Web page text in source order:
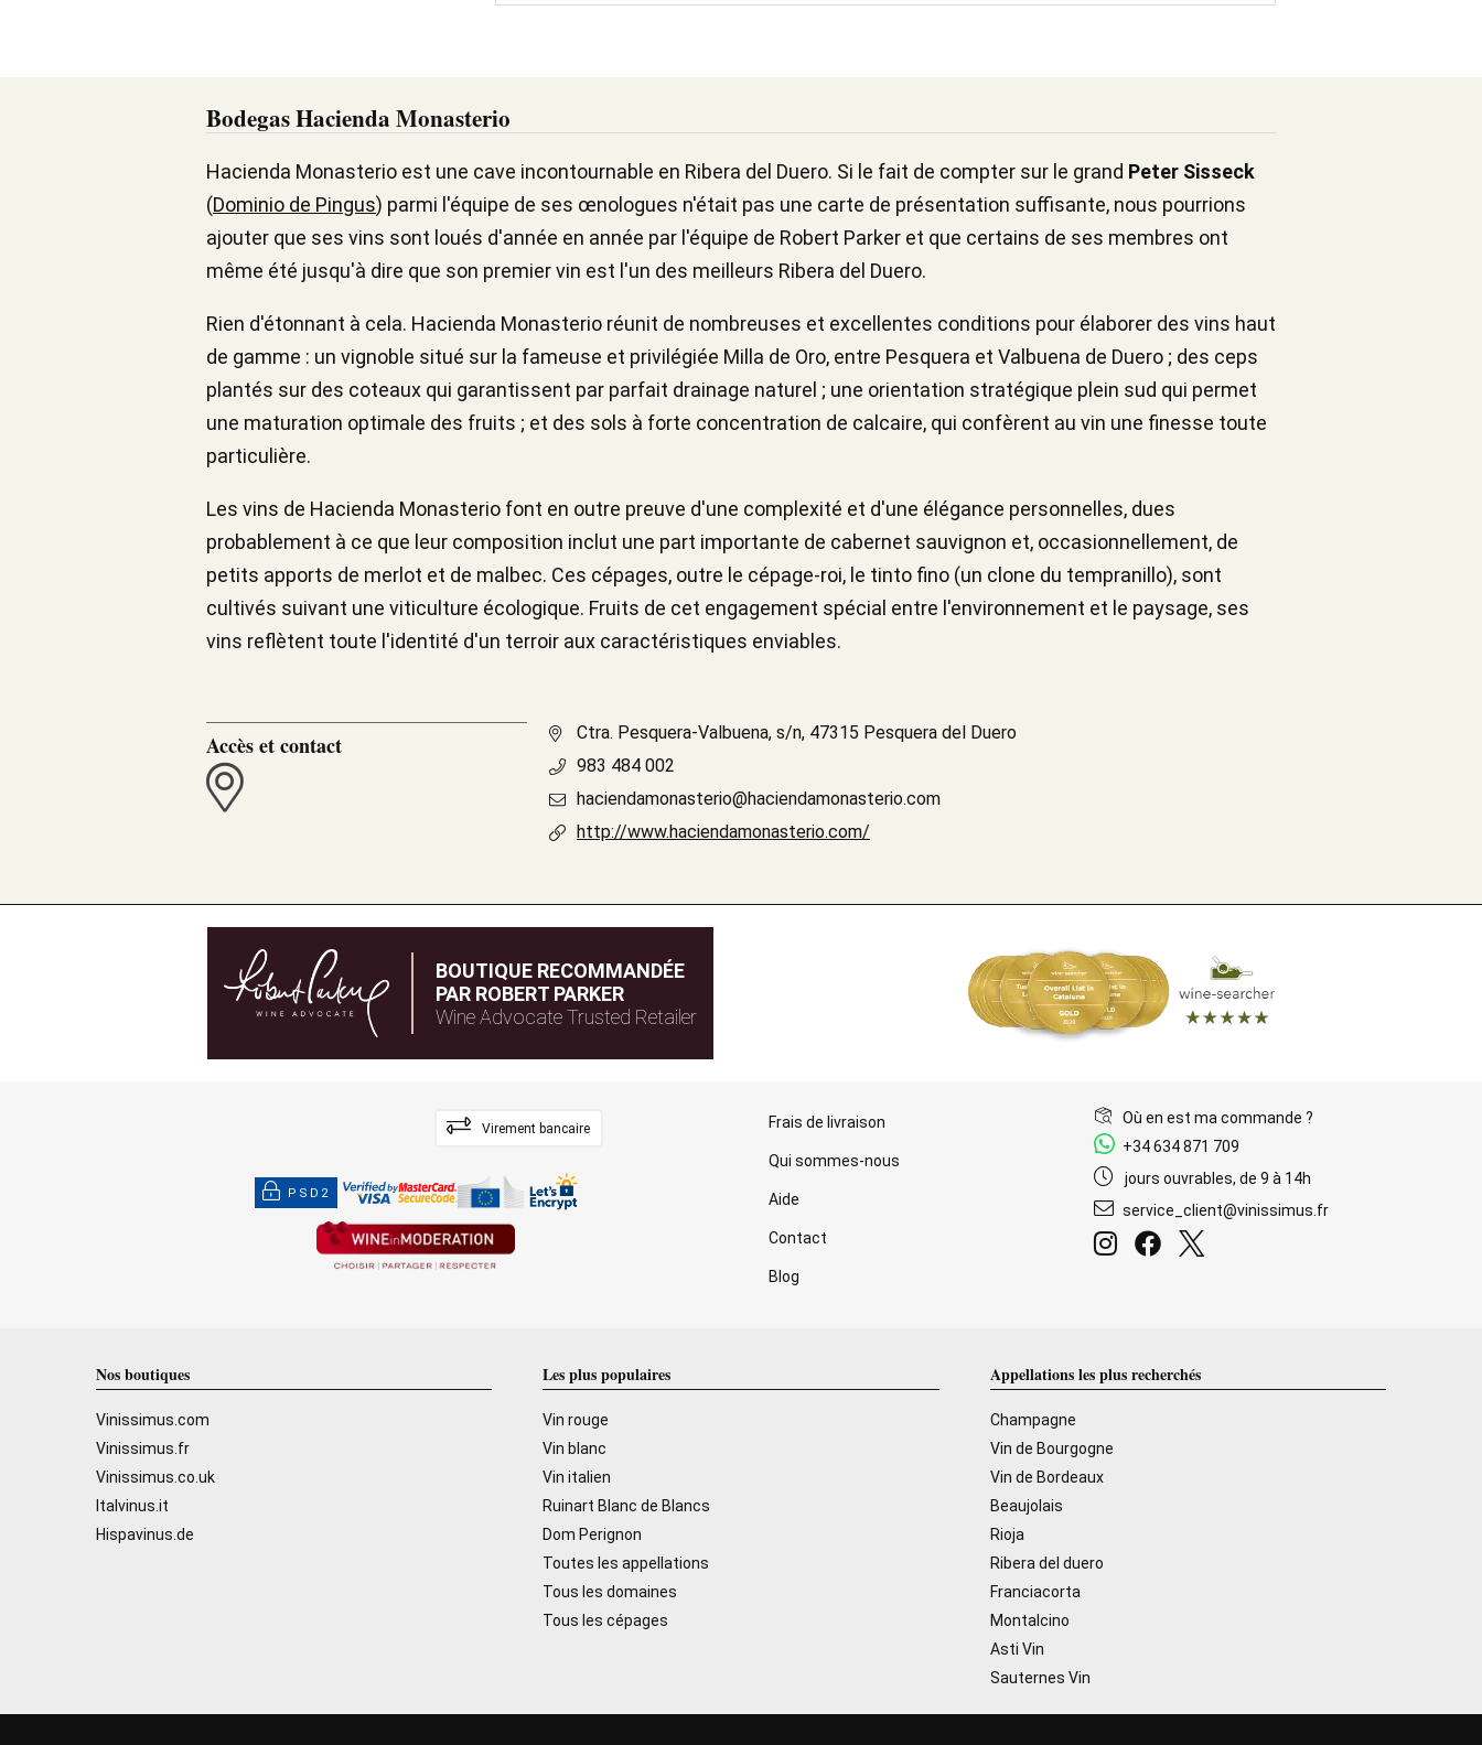
Bodegas Hacienda Monasterio
Hacienda Monasterio est une cave incontournable en Ribera del Duero. Si le fait de compter sur le grand Peter Sisseck
(Dominio de Pingus) parmi l'équipe de ses œnologues n'était pas une carte de présentation suffisante, nous pourrions
ajouter que ses vins sont loués d'année en année par l'équipe de Robert Parker et que certains de ses membres ont
même été jusqu'à dire que son premier vin est l'un des meilleurs Ribera del Duero.
Rien d'étonnant à cela. Hacienda Monasterio réunit de nombreuses et excellentes conditions pour élaborer des vins haut
de gamme : un vignoble situé sur la fameuse et privilégiée Milla de Oro, entre Pesquera et Valbuena de Duero ; des ceps
plantés sur des coteaux qui garantissent par parfait drainage naturel ; une orientation stratégique plein sud qui permet
une maturation optimale des fruits ; et des sols à forte concentration de calcaire, qui confèrent au vin une finesse toute
particulière.
Les vins de Hacienda Monasterio font en outre preuve d'une complexité et d'une élégance personnelles, dues
probablement à ce que leur composition inclut une part importante de cabernet sauvignon et, occasionnellement, de
petits apports de merlot et de malbec. Ces cépages, outre le cépage-roi, le tinto fino (un clone du tempranillo), sont
cultivés suivant une viticulture écologique. Fruits de cet engagement spécial entre l'environnement et le paysage, ses
vins reflètent toute l'identité d'un terroir aux caractéristiques enviables.
Accès et contact
Ctra. Pesquera-Valbuena, s/n, 47315 Pesquera del Duero
983 484 002
haciendamonasterio@haciendamonasterio.com
http://www.haciendamonasterio.com/
BOUTIQUE RECOMMANDÉE
PAR ROBERT PARKER
Wine Advocate Trusted Retailer
Virement bancaire
PSD2
Frais de livraison
Qui sommes-nous
Aide
Contact
Blog
Où en est ma commande ?
+34 634 871 709
jours ouvrables, de 9 à 14h
service_client@vinissimus.fr
Nos boutiques
Vinissimus.com
Vinissimus.fr
Vinissimus.co.uk
Italvinus.it
Hispavinus.de
Les plus populaires
Vin rouge
Vin blanc
Vin italien
Ruinart Blanc de Blancs
Dom Perignon
Toutes les appellations
Tous les domaines
Tous les cépages
Appellations les plus recherchés
Champagne
Vin de Bourgogne
Vin de Bordeaux
Beaujolais
Rioja
Ribera del duero
Franciacorta
Montalcino
Asti Vin
Sauternes Vin